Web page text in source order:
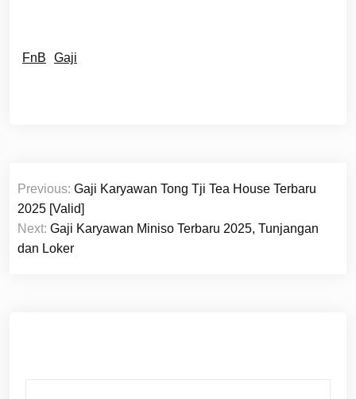
FnB Gaji
Navigasi
pos
Previous: Gaji Karyawan Tong Tji Tea House Terbaru
2025 [Valid]
Next: Gaji Karyawan Miniso Terbaru 2025, Tunjangan
dan Loker